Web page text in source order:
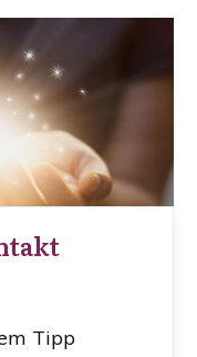
Tipp